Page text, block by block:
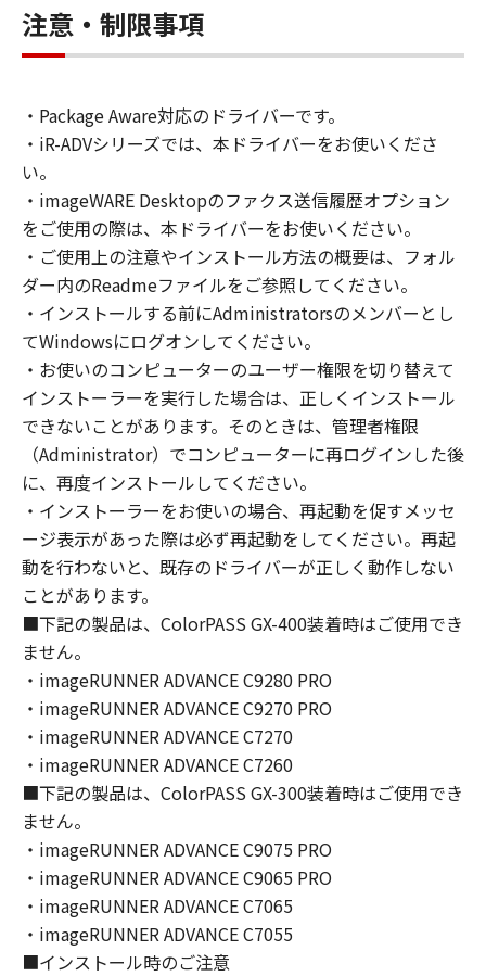
ること、またはコンピューターにおいて表示す
ること、アクセスすること、もしくは実行する
ことのいずれも含むものとします。）するため
お客様は、また「指定機器」にネットワークを
通じて接続されたコンピューター上で、かかる
ェア」を使用させることができますが、かかる
コンピューターの使用者に本契約書上の義務お
よび条件を遵守させるとともに、その履行に関
し全責任を負うことを条件とします。
(2) お客様は、上記(1)に基づいて「本ソフトウ
ェア」を使用するためのバックアップとして、
「本ソフトウェア」を１部、複製することがで
きます。
(3) 上記(1)および(2)に定める場合を除き、キヤ
ノンまたはキヤノンのライセンサーのいかなる
知的財産権も、明示たると黙示たるとを問わ
ず、本契約書によってお客様に譲渡あるいは許
諾されるものではありません。
２．制限
(1) お客様は、再使用許諾、譲渡、販売、頒
布、リースもしくは貸与その他の方法により、
第三者に「本ソフトウェア」を使用させること
はできません。
(2) お客様は、「本ソフトウェア」の全部また
は一部を修正、改変、逆コンパイル、逆アセン
ブル、その他リバースエンジニアリング等する
ことはできません。また第三者にこのような行
為をさせてはなりません。
３．著作権表示
お客様は、「本ソフトウェア」に含まれるキヤ
ノンまたはキヤノンのライセンサーの著作権表
示を変更し、除去しもしくは削除してはなりま
せん。
注意・制限事項
・Package Aware対応のドライバーです。
・iR-ADVシリーズでは、本ドライバーをお使いくださ
い。
・imageWARE Desktopのファクス送信履歴オプション
をご使用の際は、本ドライバーをお使いください。
・ご使用上の注意やインストール方法の概要は、フォル
ダー内のReadmeファイルをご参照してください。
・インストールする前にAdministratorsのメンバーとし
てWindowsにログオンしてください。
・お使いのコンピューターのユーザー権限を切り替えて
インストーラーを実行した場合は、正しくインストール
できないことがあります。そのときは、管理者権限
（Administrator）でコンピューターに再ログインした後
に、再度インストールしてください。
・インストーラーをお使いの場合、再起動を促すメッセ
ージ表示があった際は必ず再起動をしてください。再起
動を行わないと、既存のドライバーが正しく動作しない
ことがあります。
■下記の製品は、ColorPASS GX-400装着時はご使用でき
ません。
・imageRUNNER ADVANCE C9280 PRO
・imageRUNNER ADVANCE C9270 PRO
・imageRUNNER ADVANCE C7270
・imageRUNNER ADVANCE C7260
■下記の製品は、ColorPASS GX-300装着時はご使用でき
ません。
・imageRUNNER ADVANCE C9075 PRO
・imageRUNNER ADVANCE C9065 PRO
・imageRUNNER ADVANCE C7065
・imageRUNNER ADVANCE C7055
■インストール時のご注意